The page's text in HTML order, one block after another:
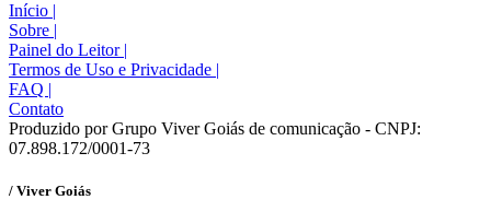
Início |
Sobre |
Painel do Leitor |
Termos de Uso e Privacidade |
FAQ |
Contato
Produzido por Grupo Viver Goiás de comunicação - CNPJ:
07.898.172/0001-73
/ Viver Goiás